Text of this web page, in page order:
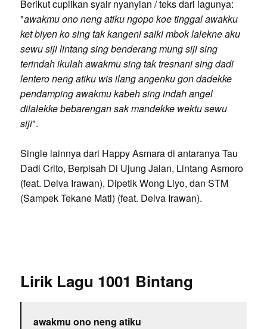
Berikut cuplikan syair nyanyian / teks dari lagunya:
"awakmu ono neng atiku ngopo koe tinggal awakku
ket biyen ko sing tak kangeni saiki mbok lalekne aku
sewu siji lintang sing benderang mung siji sing
terindah ikulah awakmu sing tak tresnani sing dadi
lentero neng atiku wis ilang angenku gon dadekke
pendamping awakmu kabeh sing indah angel
dilalekke bebarengan sak mandekke wektu sewu
siji".
Single lainnya dari Happy Asmara di antaranya Tau
Dadi Crito, Berpisah Di Ujung Jalan, Lintang Asmoro
(feat. Delva Irawan), Dipetik Wong Liyo, dan STM
(Sampek Tekane Mati) (feat. Delva Irawan).
Lirik Lagu 1001 Bintang
awakmu ono neng atiku